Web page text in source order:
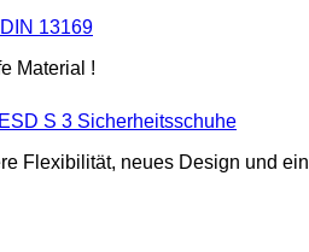
13169
Material !
S 3 Sicherheitsschuhe
Flexibilität, neues Design und